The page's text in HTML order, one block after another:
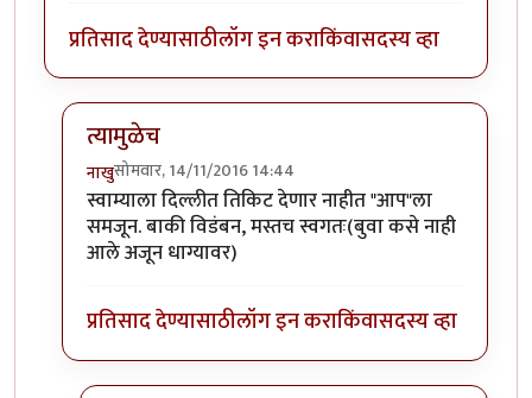
प्रतिसाद देण्यासाठीलॉग इन कराकिंवासदस्य व्हा
त्यामुळेच
नाखुसोमवार, 14/11/2016 14:44
In reply toअसंवेदनाशीलbyपैसा
स्वाम्याला दिल्लीत तिकिट देणार नाहीत "आप"ला
समजून. बाकी विडंबन, मस्तच स्वगतः(बुवा कसे नाही
आले अजून धाग्यावर)
प्रतिसाद देण्यासाठीलॉग इन कराकिंवासदस्य व्हा